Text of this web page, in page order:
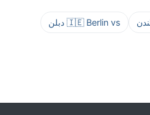
🇮🇪 Berlin vs دبلن